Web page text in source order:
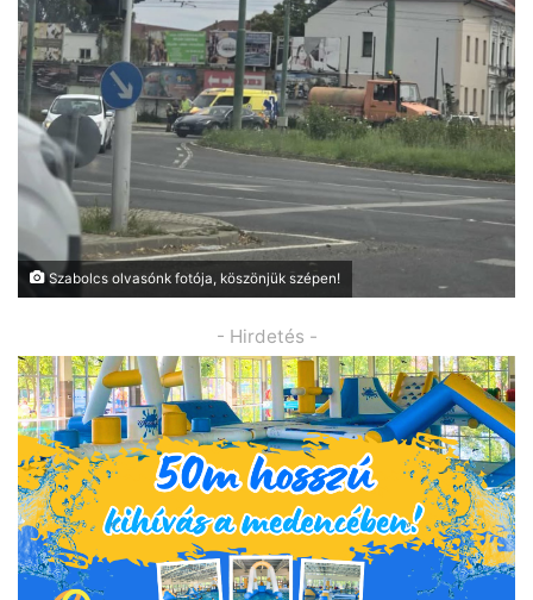
Szabolcs olvasónk fotója, köszönjük szépen!
- Hirdetés -